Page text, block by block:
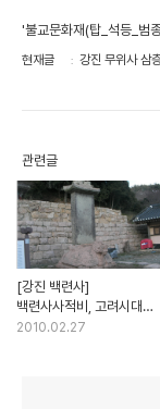
'불교문화재(탑_석등_범
현재글 강진 무위사 삼
관련글
[강진 백련사]
백련사사적비, 고려시대
받침돌에 올려진 조선시대
2010.02.27